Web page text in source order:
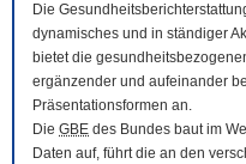
Die
dynamisches und in ständiger
bietet die
ergänzender und aufeinander
Präsentationsformen an.
Die GBE des Bundes baut im
Daten auf, führt die an den